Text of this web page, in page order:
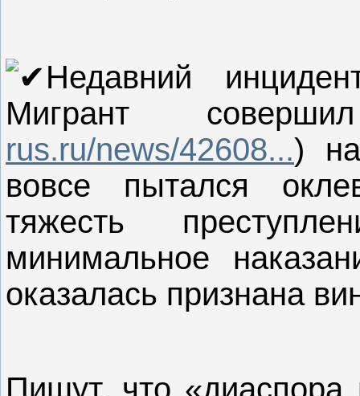
Недавний
Мигрант
rus.ru/news/42608...)
вовсе пытался
тяжесть
минимальное
оказалась признана
Пишут, что